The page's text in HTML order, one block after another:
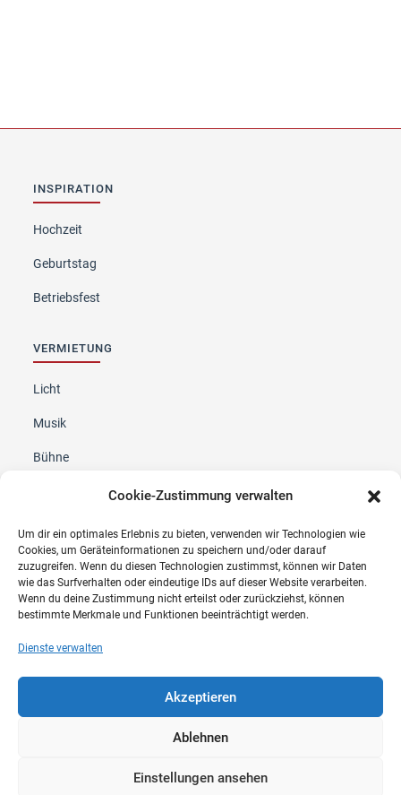
Cookie-Zustimmung verwalten
Um dir ein optimales Erlebnis zu bieten, verwenden wir Technologien wie
Cookies, um Geräteinformationen zu speichern und/oder darauf
zuzugreifen. Wenn du diesen Technologien zustimmst, können wir Daten
wie das Surfverhalten oder eindeutige IDs auf dieser Website verarbeiten.
Wenn du deine Zustimmung nicht erteilst oder zurückziehst, können
bestimmte Merkmale und Funktionen beeinträchtigt werden.
Dienste verwalten
Akzeptieren
Ablehnen
Einstellungen ansehen
INSPIRATION
Hochzeit
Geburtstag
Betriebsfest
VERMIETUNG
Licht
Musik
Bühne
Breer Steinkamp Underberg GbR
An der Vosskuhle 14
46514 Schermbeck
0173 / 7326136
Copyright 2026